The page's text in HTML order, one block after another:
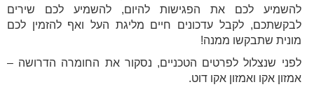
להשמיע לכם את הפגישות להיום, להשמיע לכם שירים
לבקשתכם, לקבל עדכונים חיים מליגת העל ואף להזמין לכם
מונית שתבקשו ממנה!
לפני שנצלול לפרטים הטכניים, נסקור את החומרה הדרושה –
אמזון אקו ואמזון אקו דוט.